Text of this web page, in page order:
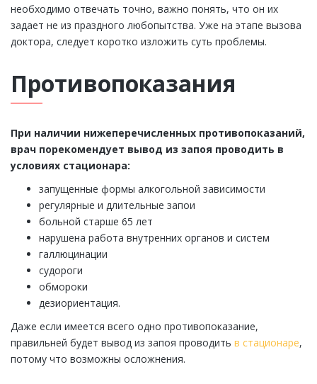
необходимо отвечать точно, важно понять, что он их
задает не из праздного любопытства. Уже на этапе вызова
доктора, следует коротко изложить суть проблемы.
Противопоказания
При наличии нижеперечисленных противопоказаний,
врач порекомендует вывод из запоя проводить в
условиях стационара:
запущенные формы алкогольной зависимости
регулярные и длительные запои
больной старше 65 лет
нарушена работа внутренних органов и систем
галлюцинации
судороги
обмороки
дезиориентация.
Даже если имеется всего одно противопоказание,
правильней будет вывод из запоя проводить в стационаре,
потому что возможны осложнения.